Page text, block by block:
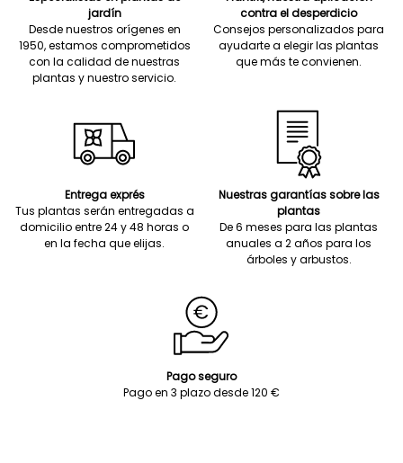
jardín
Desde nuestros orígenes en
1950, estamos comprometidos
con la calidad de nuestras
plantas y nuestro servicio.
contra el desperdicio
Consejos personalizados para
ayudarte a elegir las plantas
que más te convienen.
Entrega exprés
Tus plantas serán entregadas a
domicilio entre 24 y 48 horas o
en la fecha que elijas.
Nuestras garantías sobre las
plantas
De 6 meses para las plantas
anuales a 2 años para los
árboles y arbustos.
Pago seguro
Pago en 3 plazo desde 120 €